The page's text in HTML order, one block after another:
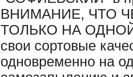
ВНИМАНИЕ, ЧТО
ТОЛЬКО НА ОДНОЙ
свои сортовые
одновременно на